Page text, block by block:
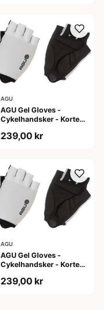
AGU
AGU Gel Gloves -
Cykelhandsker - Korte
239,00 kr
AGU
AGU Gel Gloves -
Cykelhandsker - Korte
239,00 kr